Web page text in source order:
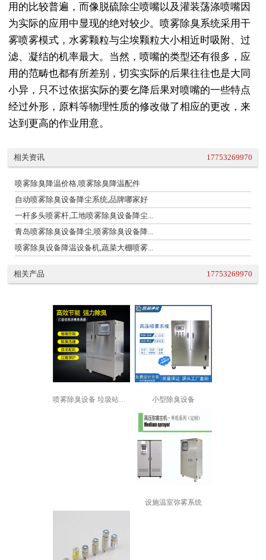
用的比较普遍，而像脱硫除尘喷嘴以及灌装荡涤喷嘴因
为实际的应用中显现的绝对较少。喷雾除臭系统采用干
雾喷雾模式，水雾颗粒与尘埃颗粒大小相近时吸附、过
滤、凝结的机率最大。当然，喷嘴的类型还有很多，应
用的范畴也都有所差别，切实实际的后果往往也是大同
小异，只不过依据实际的要乞降后果对喷嘴的一些特点
经过外形，原料等物理性质的修改做了相应的更改，来
达到更高的作业用意。
相关资讯 17753269970
喷雾除臭降温价格,喷雾除臭降温配件
自动喷雾除臭设备降尘系统,品牌哪家好
一杆多头喷雾杆,工地喷雾除臭设备降尘...
青岛喷雾除臭设备降尘,喷雾除臭设备降...
喷雾除臭设备降温设备机,蔬菜大棚喷雾...
相关产品 17753269970
喷雾除臭设备 垃圾站喷雾除臭设备 垃... 小型除臭设备
设施温室弥雾系统